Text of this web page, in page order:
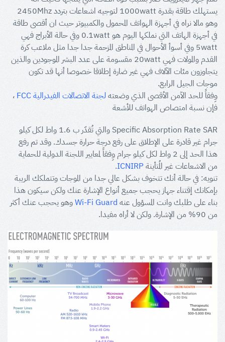
وهو مالا نراه في أجهزة الهواتف المحمول والكمبيوتر حيث ان أقصى طاقة
في أجهزة الهاتف التي نملكها اليوم هو 0.1watt وفي حالة الأبراج فهي
5watt وفي أسوأ الأحوال في المناطق المزحمة جدا جدا مثل ملاعب كرة
القدم والمولات فهي 20watt مقسومة على عدد البشر الموجودين والذين
يتجاوزون مئات الآلاف فهي غير ضارة إطلاقا خصوصا أنها قد تكون
موجات الجيل الرابع.
وِفقاً للحد الآمن الأقصى الذي وضعتهلجنة الاتصالات الفيدرالية FCC
،
فإن نسبة امتصاص الهواتف للأشعة
Specific Absorption Rate SAR والتي تُقدّر ب 1.6 واط لكل كيلو
جرام غير قادرة على الإطلاق على رفع درجة حرارة جسدك. وقد تم رفع
هذا الحد إلى 2 واط لكل كيلو جرام وِفقاً لمعايير اللجنة الدولية للحماية
من الاشعاعات غير المُتأينة
.
تنويه: في حالة أنك تتخوف بشكل عالي جدا من الموجات وتتملكك الريبة
بإمكانك إقتناء جهاز يحجب جميع أنواع الإشارة عنك ولكن سيكون هذا
بناء على طلبك وانت المسؤول عنه
وهو يحجب عنك أكثر
من 90% من الإشارة. ولكن لا أراه مفيدا.